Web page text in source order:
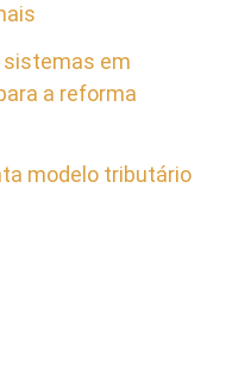
sistemas em
a reforma
modelo tributário